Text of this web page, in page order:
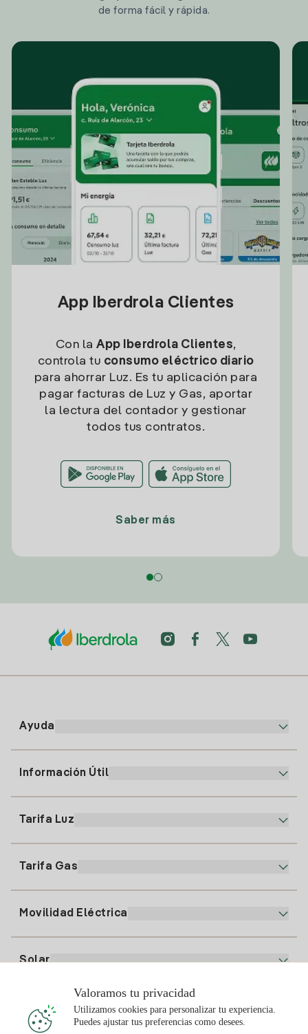
de forma fácil y rápida.
App Iberdrola Clientes
Con la App Iberdrola Clientes,
controla tu consumo eléctrico diario
para ahorrar Luz. Es tu aplicación para
pagar facturas de Luz y Gas, aportar
la lectura del contador y gestionar
todos tus contratos.
Saber más
Ayuda
91 919 52 73
clientes@tuiberdrola.es
Información Útil
Alta Gas
Tarifa Luz
Precio de la luz hoy
Tarifa Gas
Movilidad Eléctrica
Solar
Plan Solar
Te interesa
Valoramos tu privacidad
Utilizamos cookies para personalizar tu experiencia.
Puedes ajustar tus preferencias como desees.